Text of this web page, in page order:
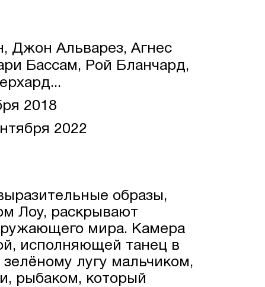
Джон Альварез, Агнес
Бассам, Рой Бланчард,
2018
2022
образы,
Лоу, раскрывают
мира. Камера
исполняющей танец в
лугу мальчиком,
рыбаком, который